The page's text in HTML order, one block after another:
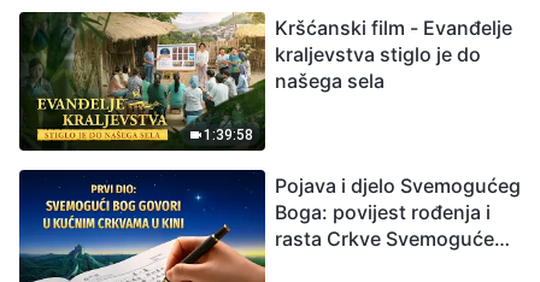
1:39:58
Kršćanski film - Evanđelje
kraljevstva stiglo je do
našega sela
Pojava i djelo Svemogućeg
Boga: povijest rođenja i
rasta Crkve Svemogućeg